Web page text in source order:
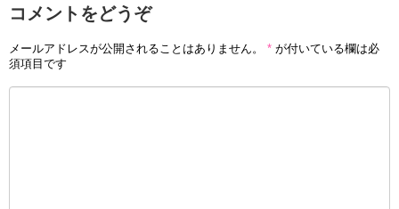
コメントをどうぞ
メールアドレスが公開されることはありません。 * が付いている欄は必
須項目です